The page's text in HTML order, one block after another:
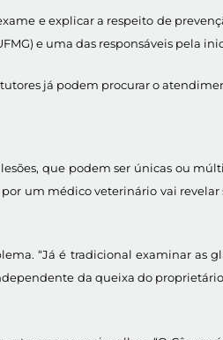
e explicar a respeito de
e uma das responsáveis pela
já podem procurar o
que podem ser únicas ou
um médico veterinário vai
“Já é tradicional examinar
da queixa do